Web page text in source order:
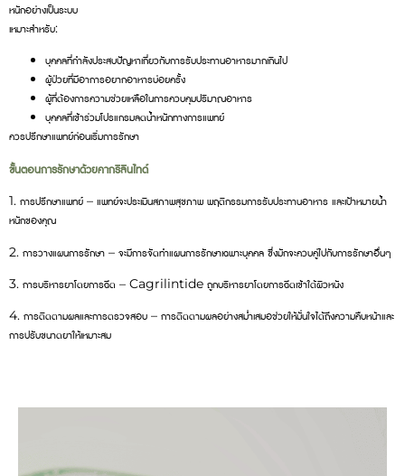
หนักอย่างเป็นระบบ
เหมาะสำหรับ:
บุคคลที่กำลังประสบปัญหาเกี่ยวกับการรับประทานอาหารมากเกินไป
ผู้ป่วยที่มีอาการอยากอาหารบ่อยครั้ง
ผู้ที่ต้องการความช่วยเหลือในการควบคุมปริมาณอาหาร
บุคคลที่เข้าร่วมโปรแกรมลดน้ำหนักทางการแพทย์
ควรปรึกษาแพทย์ก่อนเริ่มการรักษา
ขั้นตอนการรักษาด้วยคากริลินไทด์
1. การปรึกษาแพทย์ – แพทย์จะประเมินสภาพสุขภาพ พฤติกรรมการรับประทานอาหาร และเป้าหมายน้ำ
หนักของคุณ
2. การวางแผนการรักษา – จะมีการจัดทำแผนการรักษาเฉพาะบุคคล ซึ่งมักจะควบคู่ไปกับการรักษาอื่นๆ
3. การบริหารยาโดยการฉีด – Cagrilintide ถูกบริหารยาโดยการฉีดเข้าใต้ผิวหนัง
4. การติดตามผลและการตรวจสอบ – การติดตามผลอย่างสม่ำเสมอช่วยให้มั่นใจได้ถึงความคืบหน้าและ
การปรับขนาดยาให้เหมาะสม